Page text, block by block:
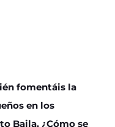
fomentáis la
en los
Baila. ¿Cómo se